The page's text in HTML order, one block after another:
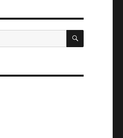
SEARCH